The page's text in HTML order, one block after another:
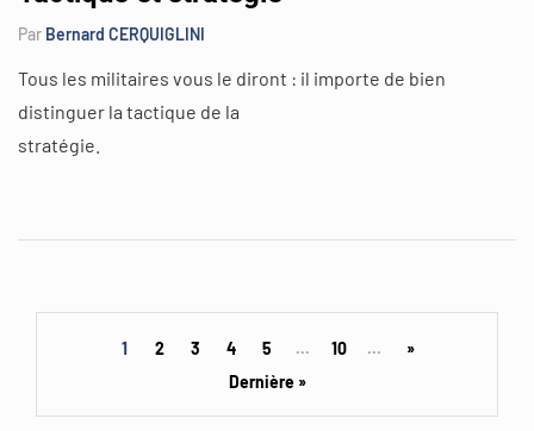
Par Bernard CERQUIGLINI
Tous les militaires vous le diront : il importe de bien
distinguer la tactique de la
stratégie.
1 2 3 4 5 ... 10 ...
»
Dernière »